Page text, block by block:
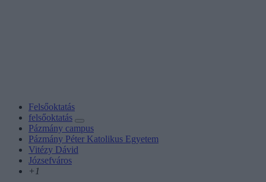
Felsőoktatás
felsőoktatás
Pázmány campus
Pázmány Péter Katolikus Egyetem
Vitézy Dávid
Józsefváros
+1